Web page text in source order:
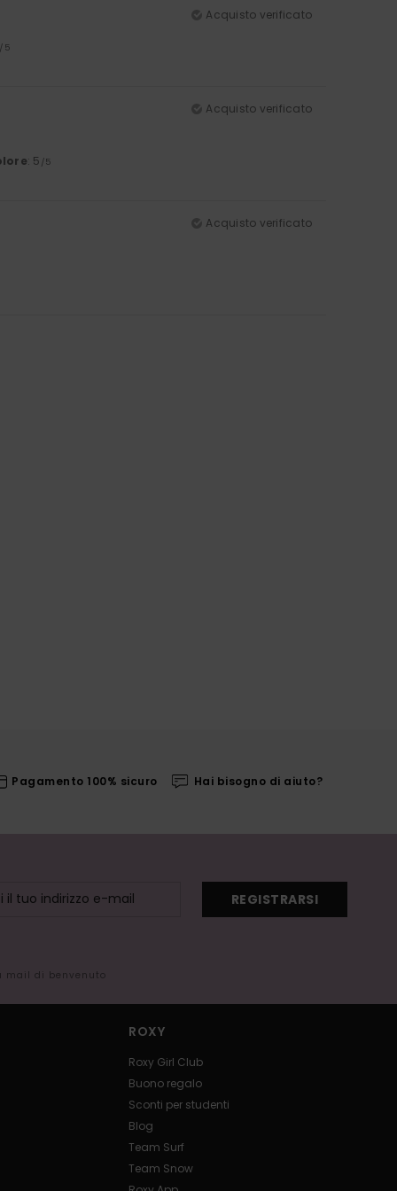
Acquisto verificato
/5
Acquisto verificato
: 5 /5
Acquisto verificato
Pagamento 100% sicuro Hai bisogno di aiuto?
REGISTRARSI
mail di benvenuto
ROXY
Roxy Girl Club
Buono regalo
Sconti per studenti
Blog
Team Surf
Team Snow